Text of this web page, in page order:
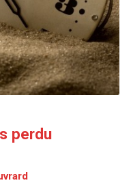
perdu